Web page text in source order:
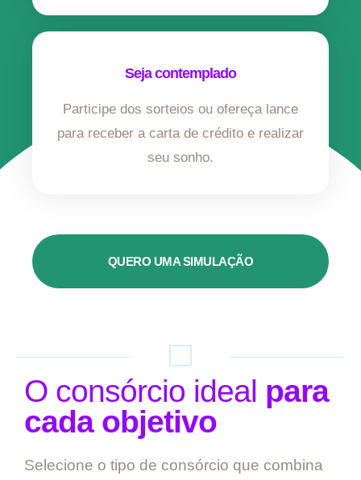
Seja contemplado
Participe dos sorteios ou ofereça lance
para receber a carta de crédito e realizar
seu sonho.
QUERO UMA SIMULAÇÃO
O consórcio ideal para
cada objetivo
Selecione o tipo de consórcio que combina